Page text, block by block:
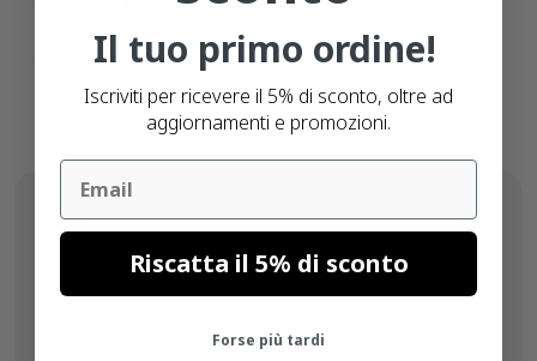
3 etichette per foglio
Scatola da 500 fogli
Il tuo primo ordine!
Iscriviti per ricevere il 5% di sconto, oltre ad
aggiornamenti e promozioni.
Email
Riscatta il 5% di sconto
Forse più tardi